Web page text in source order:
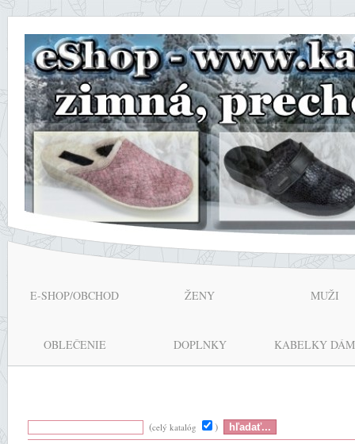
E-SHOP/OBCHOD ŽENY MUŽI
OBLEČENIE DOPLNKY KABELKY
(celý katalóg
)